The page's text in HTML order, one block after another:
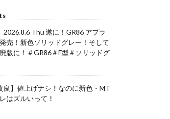
2026.8.6 Thu 遂に！GR86 アプラ
売！新色ソリッドグレー！そして
版に！＃GR86＃F型＃ソリッドグ
良】値上げナシ！なのに新色・MT
はズルいって！